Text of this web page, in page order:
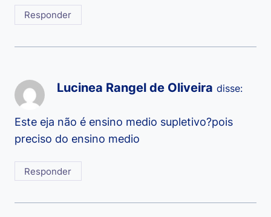
Responder
Lucinea Rangel de Oliveira disse:
Este eja não é ensino medio supletivo?pois
preciso do ensino medio
Responder